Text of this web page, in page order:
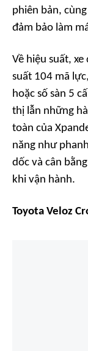
phiên bản,
đảm bảo làm
Về hiệu suất,
suất 104 mã
hoặc số sàn 5
thị lẫn những
toàn của
năng như
dốc và cân
khi vận hành.
Toyota Veloz